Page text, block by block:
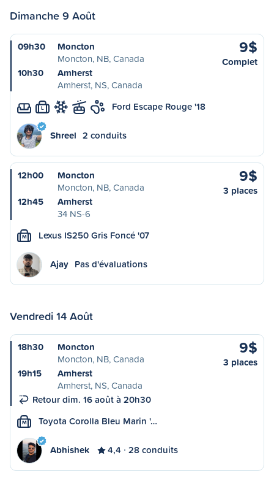
Dimanche 9 Août
09h30
Moncton
Moncton, NB, Canada
10h30
Amherst
Amherst, NS, Canada
9$
Complet
L Ford Escape Rouge '18
Shreel 2 conduits
12h00
Moncton
Moncton, NB, Canada
12h45
Amherst
34 NS-6
9$
3 places
M Lexus IS250 Gris Foncé '07
Ajay Pas d'évaluations
Vendredi 14 Août
18h30
Moncton
Moncton, NB, Canada
19h15
Amherst
Amherst, NS, Canada
Retour dim. 16 août à 20h30
9$
3 places
M Toyota Corolla Bleu Marin '…
Abhishek 4,4 28 conduits